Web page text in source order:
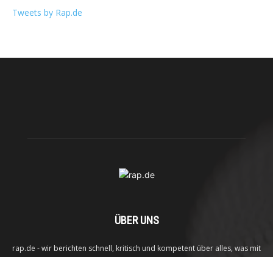
Tweets by Rap.de
ÜBER UNS
rap.de - wir berichten schnell, kritisch und kompetent über alles, was mit